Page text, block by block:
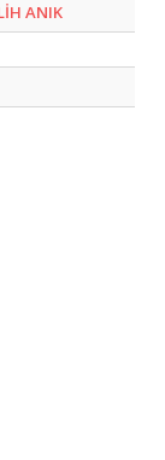
ANIK